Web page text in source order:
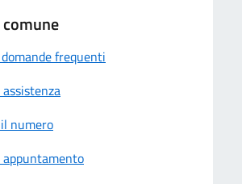
frequenti
numero
appuntamento